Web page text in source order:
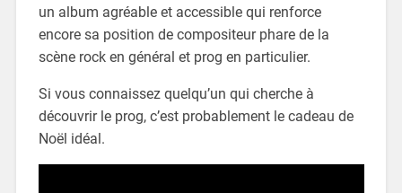
un album agréable et accessible qui renforce
encore sa position de compositeur phare de la
scène rock en général et prog en particulier.
Si vous connaissez quelqu’un qui cherche à
découvrir le prog, c’est probablement le cadeau de
Noël idéal.